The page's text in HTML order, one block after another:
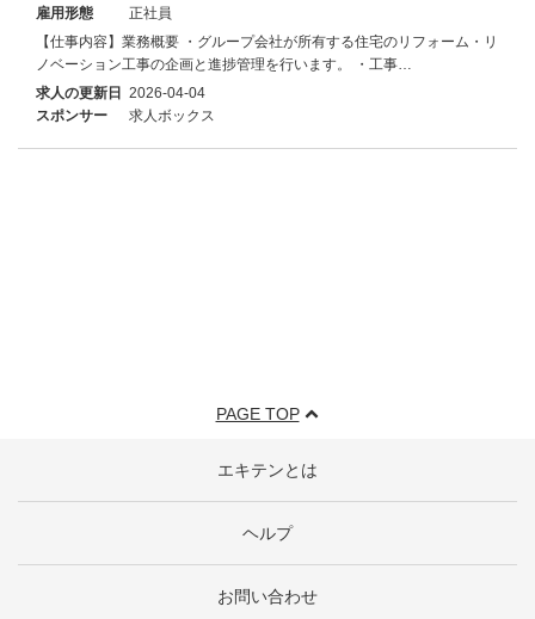
雇用形態
正社員
【仕事内容】業務概要 ・グループ会社が所有する住宅のリフォーム・リ
ノベーション工事の企画と進捗管理を行います。 ・工事…
求人の更新日 2026-04-04
スポンサー
求人ボックス
PAGE TOP
エキテンとは
ヘルプ
お問い合わせ